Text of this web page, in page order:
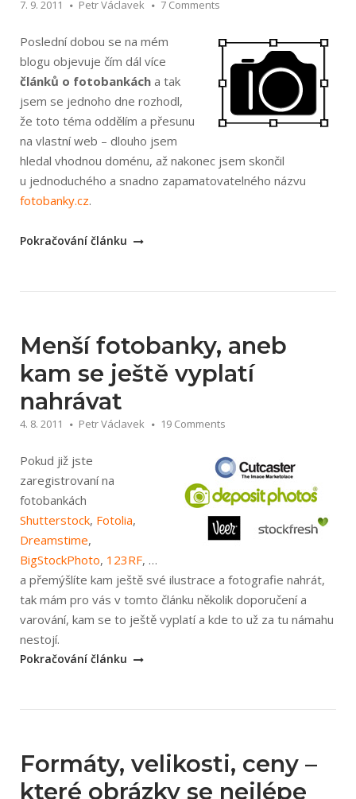
7. 9. 2011 Petr Václavek 7 Comments
Poslední dobou se na mém
blogu objevuje čím dál více
článků o fotobankách a tak
jsem se jednoho dne rozhodl,
že toto téma oddělím a přesunu
na vlastní web – dlouho jsem
hledal vhodnou doménu, až nakonec jsem skončil
u jednoduchého a snadno zapamatovatelného názvu
fotobanky.cz.
„Nový
fotobanky.cz“
Pokračování článku
Menší fotobanky, aneb
kam se ještě vyplatí
nahrávat
4. 8. 2011 Petr Václavek 19 Comments
Pokud již jste
zaregistrovaní na
fotobankách
Shutterstock, Fotolia,
Dreamstime,
BigStockPhoto, 123RF, …
a přemýšlíte kam ještě své ilustrace a fotografie nahrát,
tak mám pro vás v tomto článku několik doporučení a
varování, kam se to ještě vyplatí a kde to už za tu námahu
nestojí.
fotobanky,
vyplatí
nahrávat“
Pokračování článku
Formáty, velikosti, ceny –
které obrázky se nejlépe